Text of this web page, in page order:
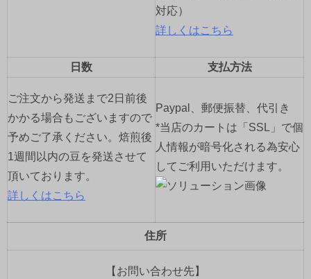
対応）
詳しくはこちら
日数 支払方法
ご注文から発送まで2日前後
かかる場合もございますので
予めご了承ください。焙煎後
1週間以内の豆を発送させて
頂いております。
詳しくはこちら
Paypal、郵便振替、代引き
*当店のカートは「SSL」で個
人情報が暗号化される為安心
してご利用いただけます。
住所
【お問い合わせ先】